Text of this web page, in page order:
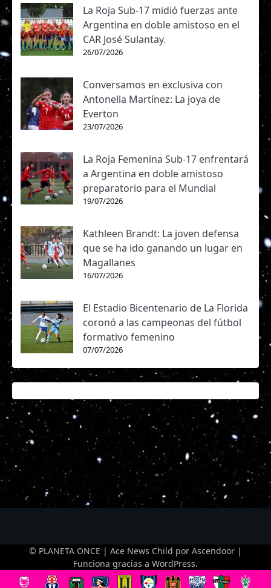
La Roja Sub-17 midió fuerzas ante
Argentina en doble amistoso en el
CAR José Sulantay.
26/07/2026
Conversamos en exclusiva con
Antonella Martínez: La joya de
Everton
23/07/2026
La Roja Femenina Sub-17 enfrentará
a Argentina en doble amistoso
preparatorio para el Mundial
19/07/2026
Kathleen Brandt: La joven defensa
que se ha ido ganando un lugar en
Magallanes
16/07/2026
El Estadio Bicentenario de La Florida
coronó a las campeonas del fútbol
formativo femenino
07/07/2026
© PLANETA ONCE | Ace News Child por Ascendoor |
Funciona gracias a WordPress.